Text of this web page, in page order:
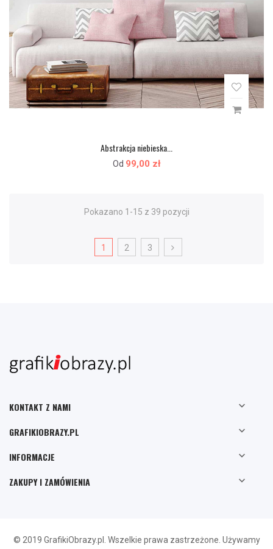
Abstrakcja niebieska...
Od 99,00 zł
Pokazano 1-15 z 39 pozycji
1 2 3
KONTAKT Z NAMI 
GRAFIKIOBRAZY.PL 
INFORMACJE 
ZAKUPY I ZAMÓWIENIA 
© 2019 GrafikiObrazy.pl. Wszelkie prawa zastrzeżone. Używamy